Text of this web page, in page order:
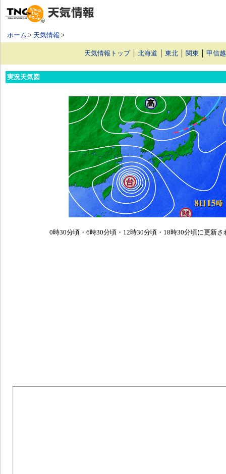
ホーム > 天気情報 >
天気情報トップ│ 北海道 東北 関東 甲信越
実況天気図
0時30分頃・6時30分頃・12時30分頃・18時30分頃に更新さ